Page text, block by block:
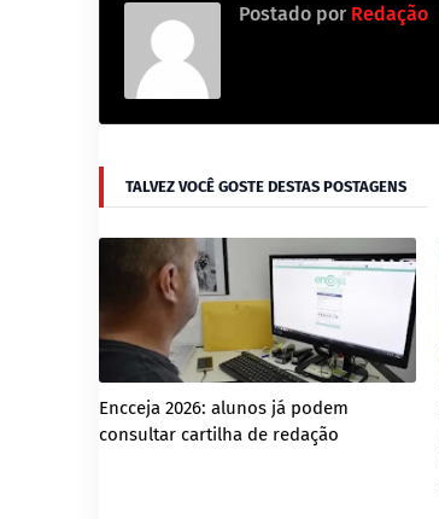
Postado por Redação
TALVEZ VOCÊ GOSTE DESTAS POSTAGENS
Encceja 2026: alunos já podem
consultar cartilha de redação